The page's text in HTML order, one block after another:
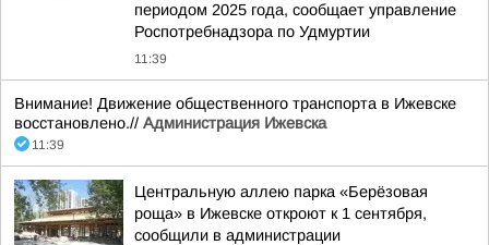
периодом 2025 года, сообщает управление
Роспотребнадзора по Удмуртии
11:39
Внимание! Движение общественного транспорта в Ижевске
восстановлено.// Администрация Ижевска
11:39
Центральную аллею парка «Берёзовая
роща» в Ижевске откроют к 1 сентября,
сообщили в администрации